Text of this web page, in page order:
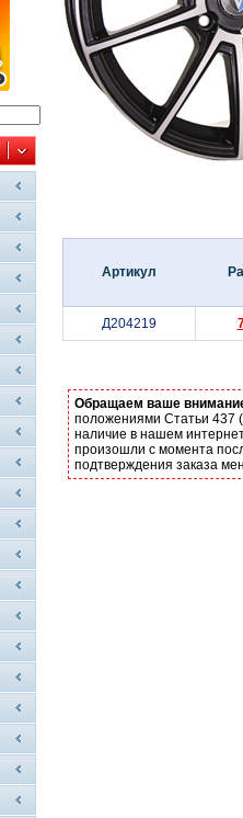
Артикул
Д204219
Обращаем ваше
положениями Статьи 437
наличие в нашем
произошли с момента
подтверждения заказа